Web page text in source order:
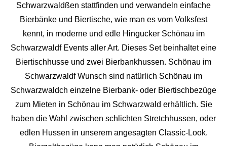
Schwarzwaldßen stattfinden und verwandeln einfache
Bierbänke und Biertische, wie man es vom Volksfest
kennt, in moderne und edle Hingucker Schönau im
Schwarzwaldf Events aller Art. Dieses Set beinhaltet eine
Biertischhusse und zwei Bierbankhussen. Schönau im
Schwarzwaldf Wunsch sind natürlich Schönau im
Schwarzwaldch einzelne Bierbank- oder Biertischbezüge
zum Mieten in Schönau im Schwarzwald erhältlich. Sie
haben die Wahl zwischen schlichten Stretchhussen, oder
edlen Hussen in unserem angesagten Classic-Look.